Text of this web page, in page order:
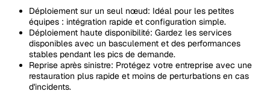
Déploiement sur un seul nœud: Idéal pour les petites
équipes : intégration rapide et configuration simple.
Déploiement haute disponibilité: Gardez les services
disponibles avec un basculement et des performances
stables pendant les pics de demande.
Reprise après sinistre: Protégez votre entreprise avec une
restauration plus rapide et moins de perturbations en cas
d'incidents.